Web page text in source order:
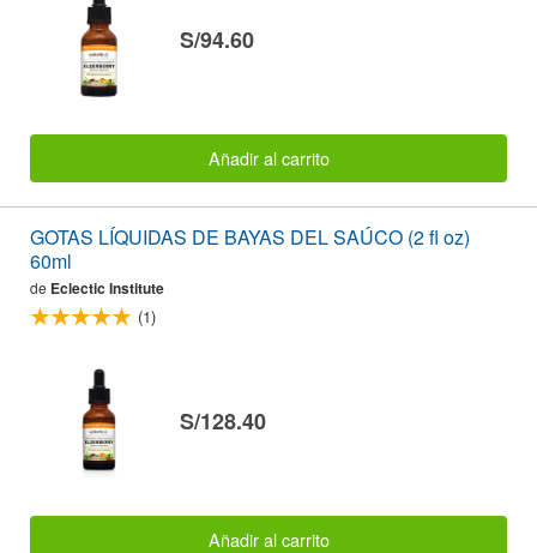
S/94.60
Añadir al carrito
GOTAS LÍQUIDAS DE BAYAS DEL SAÚCO (2 fl oz)
60ml
de Eclectic Institute
(1)
S/128.40
Añadir al carrito